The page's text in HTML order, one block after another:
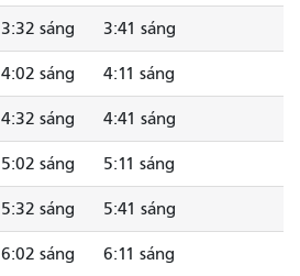
3:32 sáng 3:41 sáng
4:02 sáng 4:11 sáng
4:32 sáng 4:41 sáng
5:02 sáng 5:11 sáng
5:32 sáng 5:41 sáng
6:02 sáng 6:11 sáng